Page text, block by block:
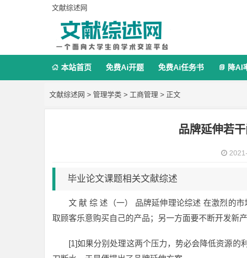
文献综述网
 本站首页 免费Ai开题 免费Ai任务书  降AI
文献综述网 > 管理学类 > 工商管理 > 正文
品牌延伸若
毕业论文课题相关文献综述
文 献 综 述（一） 品牌延伸理论综述 在激烈的
取顾客乐意购买自己的产品；另一方面要不断开发新
[1]如果分别处理这两个压力，势必会降低资源的